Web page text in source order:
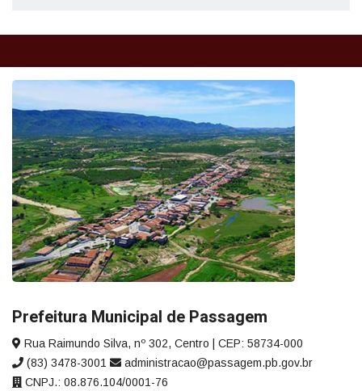
Prefeitura Municipal de Passagem
Rua Raimundo Silva, nº 302, Centro | CEP: 58734-000
(83) 3478-3001
administracao@passagem.pb.gov.br
CNPJ.: 08.876.104/0001-76